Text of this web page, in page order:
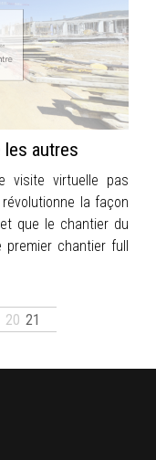
les autres
visite virtuelle pas
la façon
que le chantier du
premier chantier full
20 21